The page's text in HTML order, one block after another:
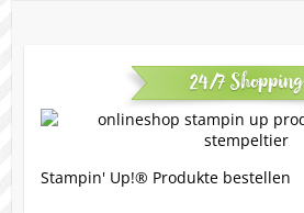
24/7 Shopping
Stampin' Up!® Produkte bestellen